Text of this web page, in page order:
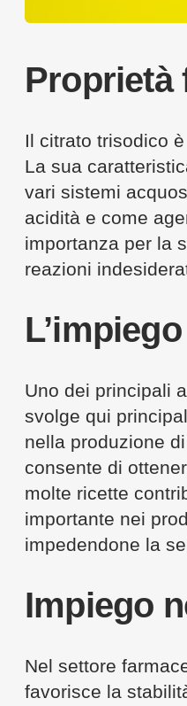
Proprietà
Il citrato trisodico
La sua
vari sistemi
acidità e come
importanza per la
reazioni
Uno dei principali
svolge qui
nella produzione
consente di
molte ricette
importante nei
impedendone la
Impiego
Nel settore
favorisce la